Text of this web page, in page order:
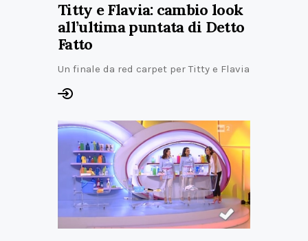
Titty e Flavia: cambio look
all’ultima puntata di Detto
Fatto
Un finale da red carpet per Titty e Flavia